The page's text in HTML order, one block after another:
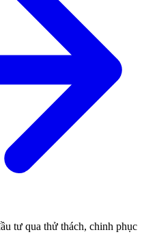
tư qua thử thách, chinh phục